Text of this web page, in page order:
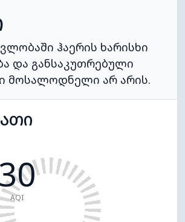
ჰაერის ხარისხი
და განსაკუთრებული
მოსალოდნელი არ არის.
30
AQI